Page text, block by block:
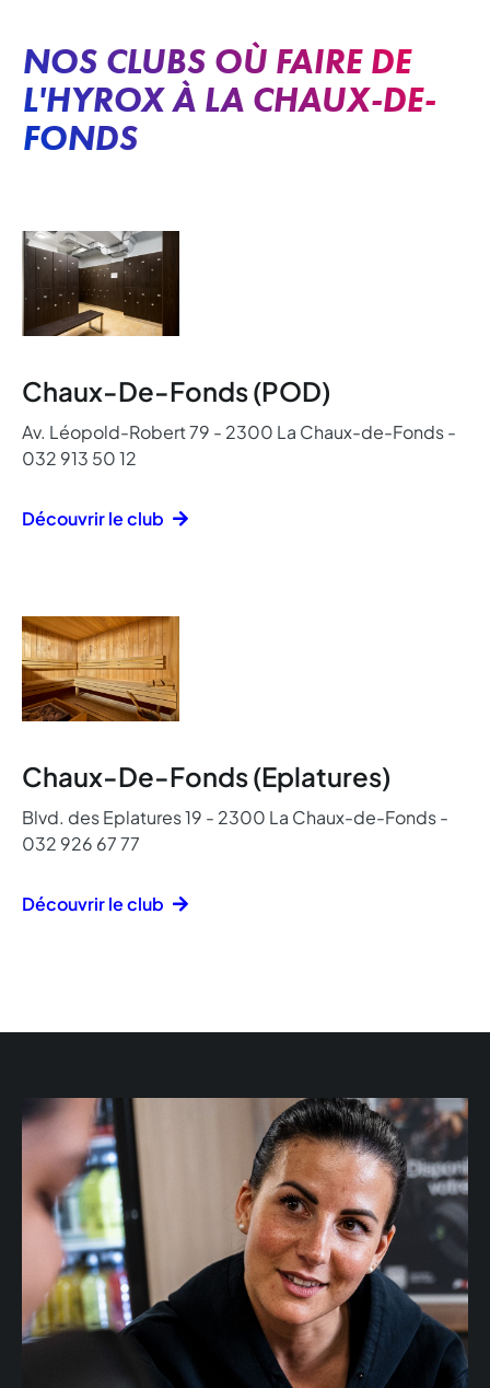
NOS CLUBS OÙ FAIRE DE
L'HYROX À LA CHAUX-DE-
FONDS
Chaux-De-Fonds (POD)
Av. Léopold-Robert 79 - 2300 La Chaux-de-Fonds -
032 913 50 12
Découvrir le club
Chaux-De-Fonds (Eplatures)
Blvd. des Eplatures 19 - 2300 La Chaux-de-Fonds -
032 926 67 77
Découvrir le club